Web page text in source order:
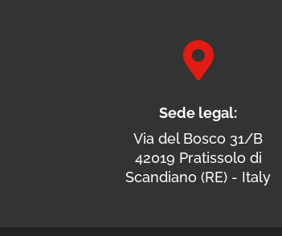

Sede legal:
Via del Bosco 31/B
42019 Pratissolo di
Scandiano (RE) - Italy